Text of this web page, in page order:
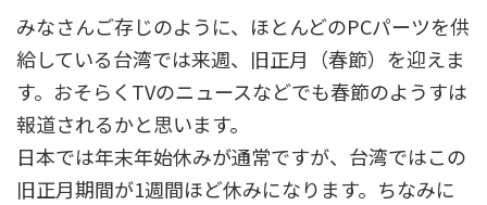
みなさんご存じのように、ほとんどのPCパーツを供
給している台湾では来週、旧正月（春節）を迎えま
す。おそらくTVのニュースなどでも春節のようすは
報道されるかと思います。
日本では年末年始休みが通常ですが、台湾ではこの
旧正月期間が1週間ほど休みになります。ちなみに